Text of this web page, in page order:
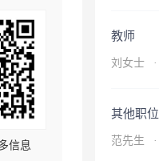
信息
教师
刘女士 ·
其他职位
范先生 ·